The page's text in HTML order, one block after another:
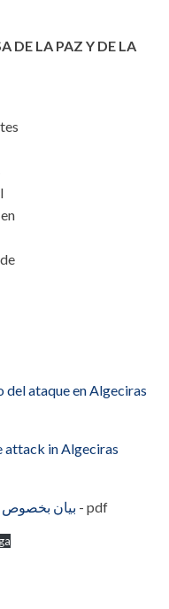
DE LA PAZ Y DE LA
ataque en Algeciras
attack in Algeciras
بيان بخصوص - pdf